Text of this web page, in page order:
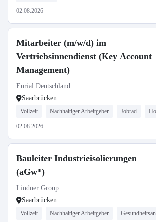
02.08.2026
Mitarbeiter (m/w/d) im
Vertriebsinnendienst (Key Account
Management)
Eurial Deutschland
Saarbrücken
Vollzeit Nachhaltiger Arbeitgeber Jobrad
02.08.2026
Bauleiter Industrieisolierungen
(aGw*)
Lindner Group
Saarbrücken
Vollzeit Nachhaltiger Arbeitgeber